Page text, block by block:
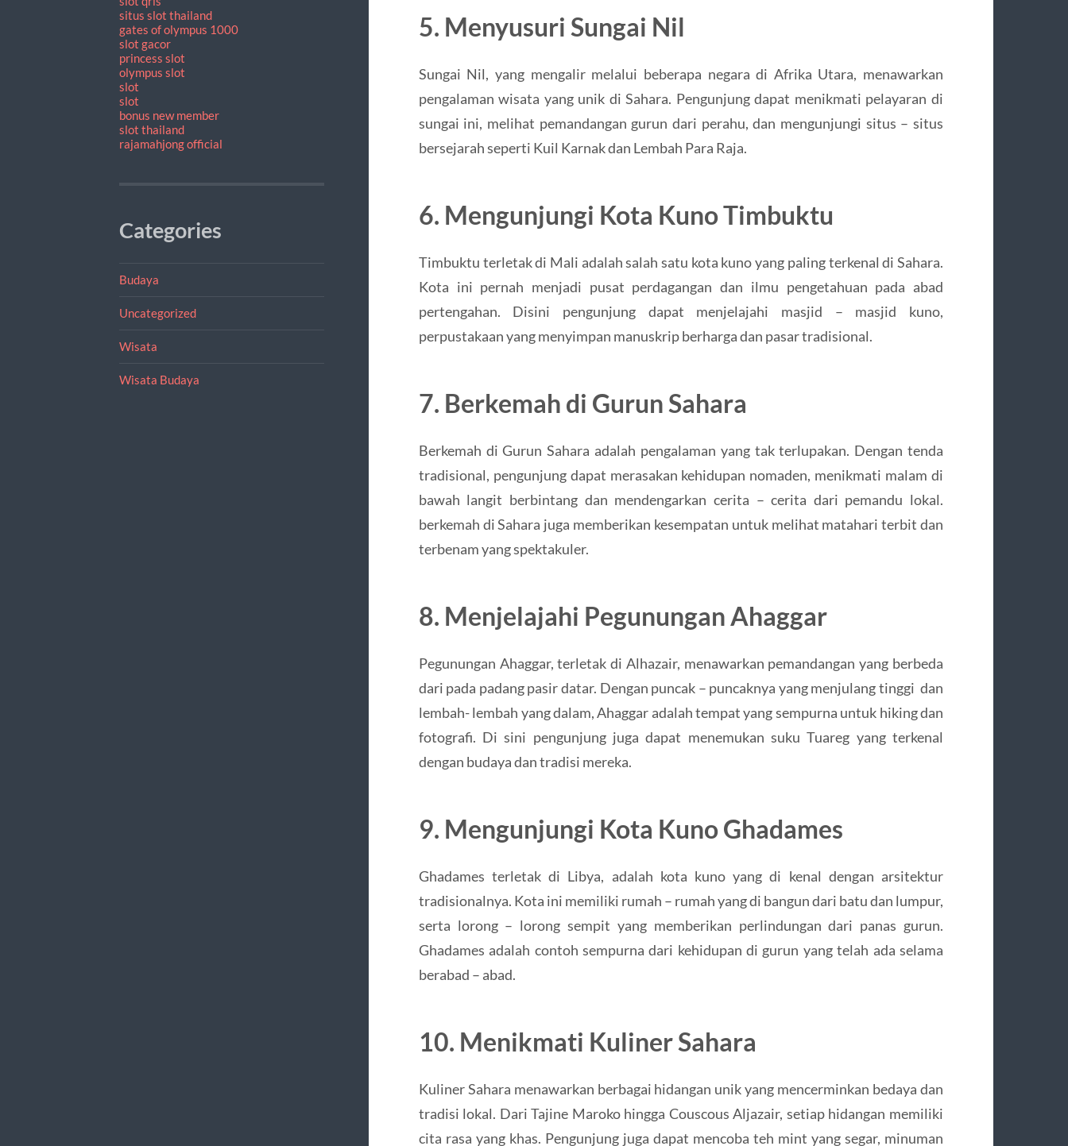
situs slot thailand
gates of olympus 1000
slot gacor
princess slot
olympus slot
slot
slot
bonus new member
slot thailand
rajamahjong official
Categories
Budaya
Uncategorized
Wisata
Wisata Budaya
5. Menyusuri Sungai Nil
Sungai Nil, yang mengalir melalui beberapa negara di Afrika Utara, menawarkan
pengalaman wisata yang unik di Sahara. Pengunjung dapat menikmati pelayaran di
sungai ini, melihat pemandangan gurun dari perahu, dan mengunjungi situs – situs
bersejarah seperti Kuil Karnak dan Lembah Para Raja.
6. Mengunjungi Kota Kuno Timbuktu
Timbuktu terletak di Mali adalah salah satu kota kuno yang paling terkenal di Sahara.
Kota ini pernah menjadi pusat perdagangan dan ilmu pengetahuan pada abad
pertengahan. Disini pengunjung dapat menjelajahi masjid – masjid kuno,
perpustakaan yang menyimpan manuskrip berharga dan pasar tradisional.
7. Berkemah di Gurun Sahara
Berkemah di Gurun Sahara adalah pengalaman yang tak terlupakan. Dengan tenda
tradisional, pengunjung dapat merasakan kehidupan nomaden, menikmati malam di
bawah langit berbintang dan mendengarkan cerita – cerita dari pemandu lokal.
berkemah di Sahara juga memberikan kesempatan untuk melihat matahari terbit dan
terbenam yang spektakuler.
8. Menjelajahi Pegunungan Ahaggar
Pegunungan Ahaggar, terletak di Alhazair, menawarkan pemandangan yang berbeda
dari pada padang pasir datar. Dengan puncak – puncaknya yang menjulang tinggi dan
lembah- lembah yang dalam, Ahaggar adalah tempat yang sempurna untuk hiking dan
fotografi. Di sini pengunjung juga dapat menemukan suku Tuareg yang terkenal
dengan budaya dan tradisi mereka.
9. Mengunjungi Kota Kuno Ghadames
Ghadames terletak di Libya, adalah kota kuno yang di kenal dengan arsitektur
tradisionalnya. Kota ini memiliki rumah – rumah yang di bangun dari batu dan lumpur,
serta lorong – lorong sempit yang memberikan perlindungan dari panas gurun.
Ghadames adalah contoh sempurna dari kehidupan di gurun yang telah ada selama
berabad – abad.
10. Menikmati Kuliner Sahara
Kuliner Sahara menawarkan berbagai hidangan unik yang mencerminkan bedaya dan
tradisi lokal. Dari Tajine Maroko hingga Couscous Aljazair, setiap hidangan memiliki
cita rasa yang khas. Pengunjung juga dapat mencoba teh mint yang segar, minuman